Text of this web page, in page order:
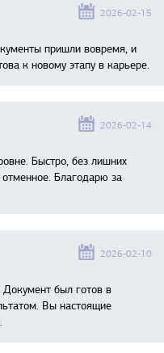
2026-02-15
пришли вовремя, и
к новому этапу в карьере.
2026-02-14
Быстро, без лишних
отменное. Благодарю за
2026-02-10
Документ был готов в
Вы настоящие